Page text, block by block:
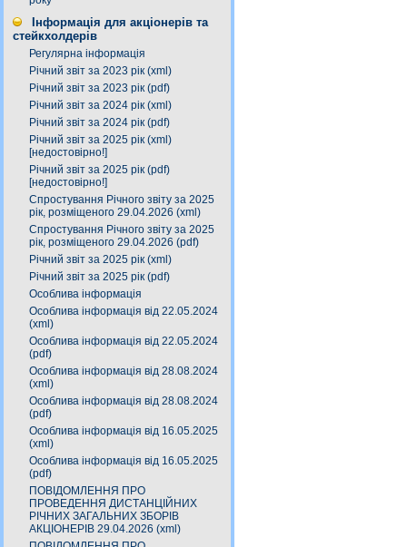
Інформація для акціонерів та
стейкхолдерів
Регулярна інформація
Річний звіт за 2023 рік (xml)
Річний звіт за 2023 рік (pdf)
Річний звіт за 2024 рік (xml)
Річний звіт за 2024 рік (pdf)
Річний звіт за 2025 рік (xml)
[недостовірно!]
Річний звіт за 2025 рік (pdf)
[недостовірно!]
Спростування Річного звіту за 2025
рік, розміщеного 29.04.2026 (xml)
Спростування Річного звіту за 2025
рік, розміщеного 29.04.2026 (pdf)
Річний звіт за 2025 рік (xml)
Річний звіт за 2025 рік (pdf)
Особлива інформація
Особлива інформація від 22.05.2024
(xml)
Особлива інформація від 22.05.2024
(pdf)
Особлива інформація від 28.08.2024
(xml)
Особлива інформація від 28.08.2024
(pdf)
Особлива інформація від 16.05.2025
(xml)
Особлива інформація від 16.05.2025
(pdf)
ПОВІДОМЛЕННЯ ПРО
ПРОВЕДЕННЯ ДИСТАНЦІЙНИХ
РІЧНИХ ЗАГАЛЬНИХ ЗБОРІВ
АКЦІОНЕРІВ 29.04.2026 (xml)